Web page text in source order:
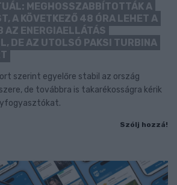
MEGHOSSZABBÍTOTTÁK A
A KÖVETKEZŐ 48 ÓRA LEHET A
AZ ENERGIAELLÁTÁS
DE AZ UTOLSÓ PAKSI TURBINA
szerint egyelőre stabil az ország
de továbbra is takarékosságra kérik
Szólj hozzá!